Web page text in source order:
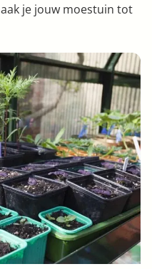
je jouw moestuin tot